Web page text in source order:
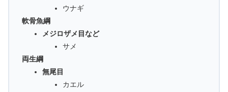
ウナギ
軟骨魚綱
メジロザメ目など
サメ
両生綱
無尾目
カエル